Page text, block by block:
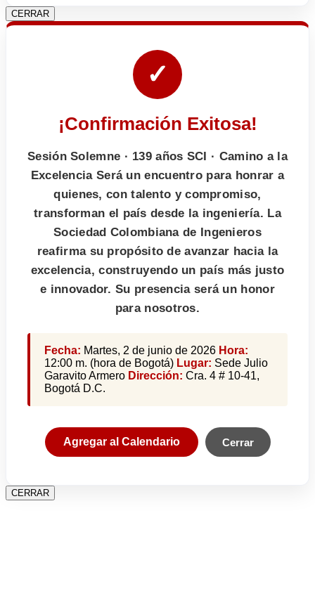
CERRAR
✓
¡Confirmación Exitosa!
Sesión Solemne · 139 años SCI · Camino a la
Excelencia Será un encuentro para honrar a
quienes, con talento y compromiso,
transforman el país desde la ingeniería. La
Sociedad Colombiana de Ingenieros
reafirma su propósito de avanzar hacia la
excelencia, construyendo un país más justo
e innovador. Su presencia será un honor
para nosotros.
Fecha: Martes, 2 de junio de 2026 Hora:
12:00 m. (hora de Bogotá) Lugar: Sede Julio
Garavito Armero Dirección: Cra. 4 # 10-41,
Bogotá D.C.
Agregar al Calendario Cerrar
CERRAR